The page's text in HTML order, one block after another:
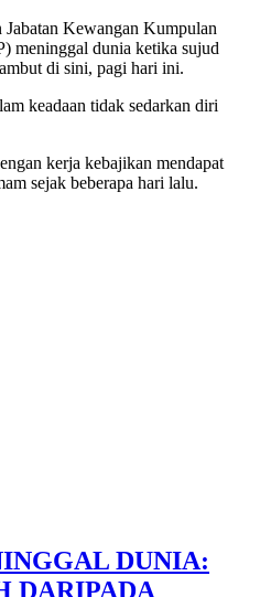
Kewangan Kumpulan
meninggal dunia ketika sujud
di sini, pagi hari ini.
keadaan tidak sedarkan diri
kerja kebajikan mendapat
sejak beberapa hari lalu.
DUNIA:
DARIPADA